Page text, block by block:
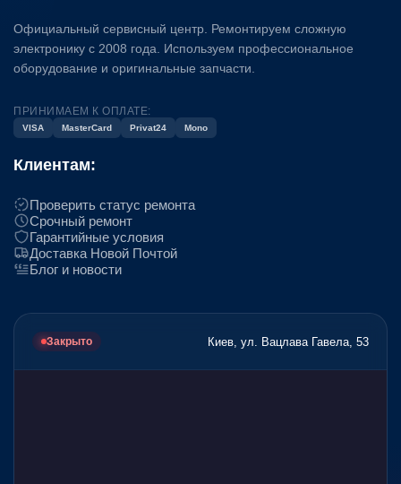
Официальный сервисный центр. Ремонтируем сложную
электронику с 2008 года. Используем профессиональное
оборудование и оригинальные запчасти.
ПРИНИМАЕМ К ОПЛАТЕ:
VISA MasterCard Privat24 Mono
Клиентам:
Проверить статус ремонта
Срочный ремонт
Гарантийные условия
Доставка Новой Почтой
Блог и новости
Закрыто Киев, ул. Вацлава Гавела, 53